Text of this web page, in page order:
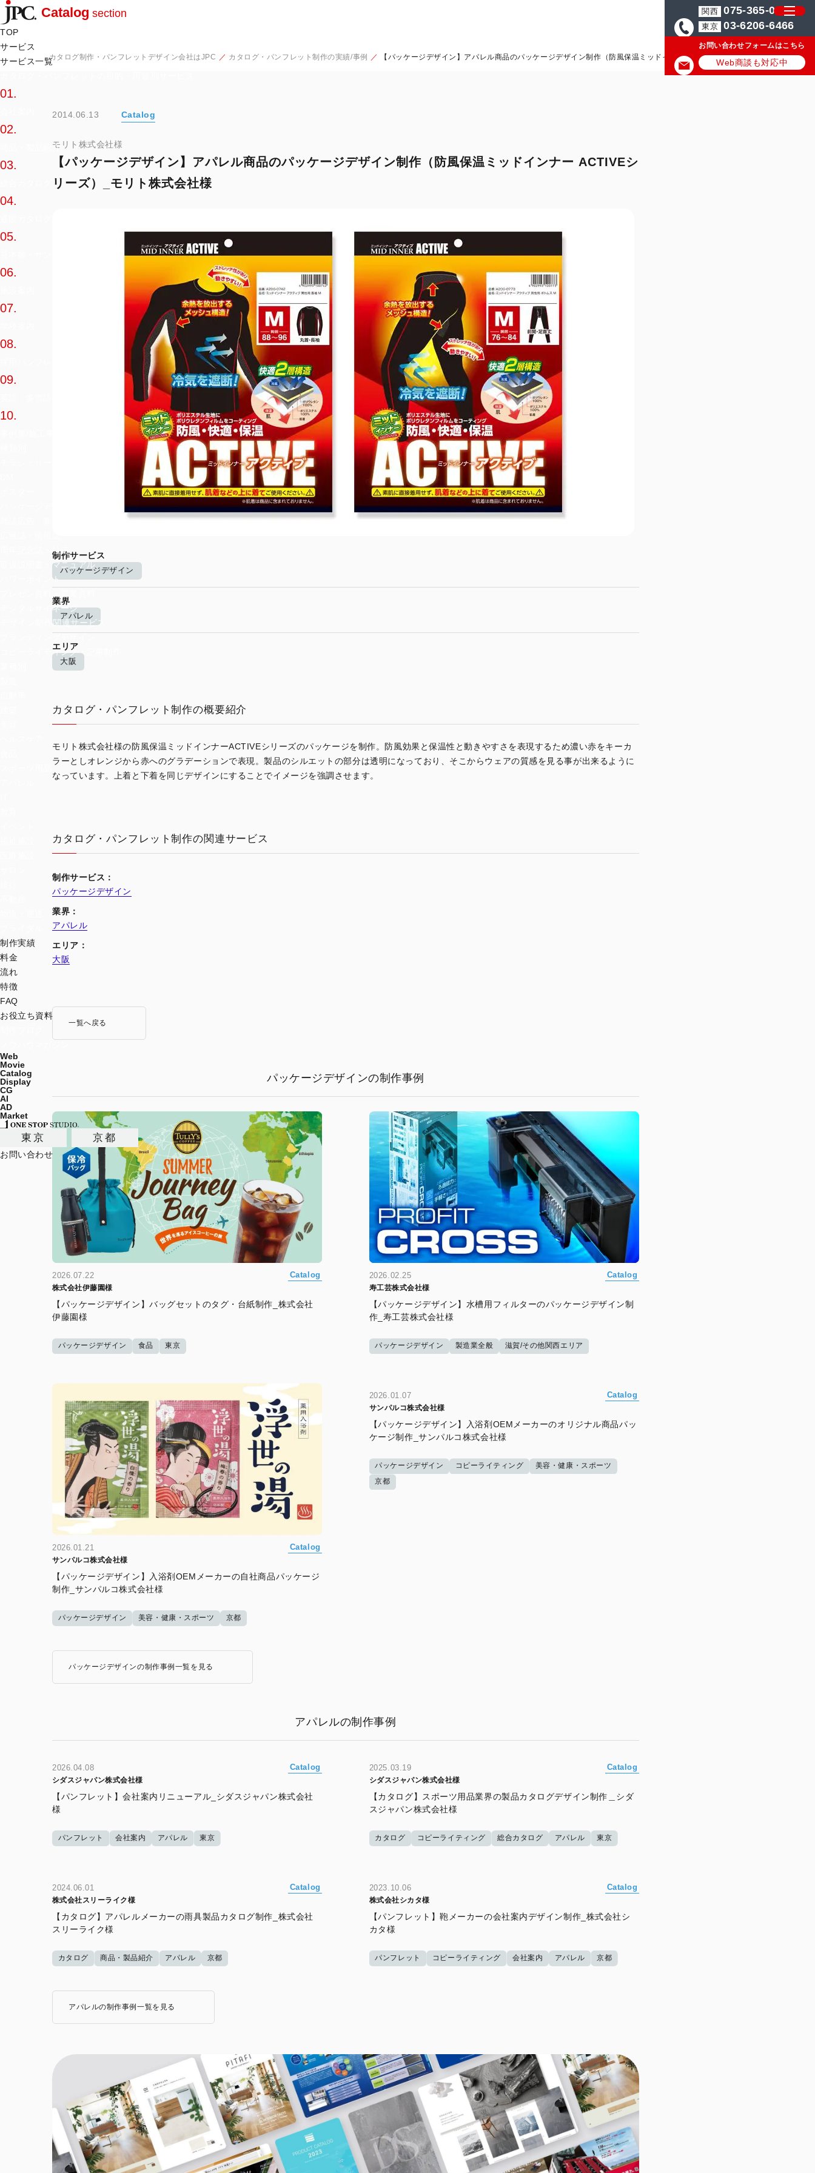
Catalog section
TOP
サービス
サービス一覧
01.
02.
商品・製品紹介
03.
04.
05.
06.
07.
08.
09.
10.
周年記念誌・社史
取扱説明書・マニュアル
パワーポイント
デジタルサイネージ
デザイン制作関連サービス
コピーライティング・記事制作
制作実績
料金
流れ
特徴
FAQ
お役立ち資料
Web
Movie
Catalog
Display
CG
AI
AD
Market
東京 京都
お問い合わせ
関西 075-365-0571
東京 03-6206-6466
お問い合わせフォームはこちら
Web商談も対応中
カタログ制作・パンフレットデザイン会社はJPC カタログ・パンフレット制作の実績/事例 【パッケージデザイン】アパレル商品のパッケージデザイン制作（防風保温ミッドインナー ACTIVEシリーズ）_モリト株式会
2014.06.13 Catalog
モリト株式会社様
【パッケージデザイン】アパレル商品のパッケージデザイン制作（防風保温ミッドインナー ACTIVEシ
リーズ）_モリト株式会社様
制作サービス
パッケージデザイン
業界
アパレル
エリア
大阪
カタログ・パンフレット制作の概要紹介
モリト株式会社様の防風保温ミッドインナーACTIVEシリーズのパッケージを制作。防風効果と保温性と動きやすさを表現するため濃い赤をキーカ
ラーとしオレンジから赤へのグラデーションで表現。製品のシルエットの部分は透明になっており、そこからウェアの質感を見る事が出来るように
なっています。上着と下着を同じデザインにすることでイメージを強調させます。
カタログ・パンフレット制作の関連サービス
制作サービス：
パッケージデザイン
業界：
アパレル
エリア：
大阪
一覧へ戻る
パッケージデザインの制作事例
2026.07.22 Catalog
株式会社伊藤園様
【パッケージデザイン】バッグセットのタグ・台紙制作_株式会社
伊藤園様
パッケージデザイン 食品 東京
2026.02.25 Catalog
寿工芸株式会社様
【パッケージデザイン】水槽用フィルターのパッケージデザイン制
作_寿工芸株式会社様
パッケージデザイン 製造業全般 滋賀/その他関西エリア
2026.01.21 Catalog
サンパルコ株式会社様
【パッケージデザイン】入浴剤OEMメーカーの自社商品パッケージ
制作_サンパルコ株式会社様
パッケージデザイン 美容・健康・スポーツ 京都
2026.01.07 Catalog
サンパルコ株式会社様
【パッケージデザイン】入浴剤OEMメーカーのオリジナル商品パッ
ケージ制作_サンパルコ株式会社様
パッケージデザイン コピーライティング
美容・健康・スポーツ
京都
パッケージデザインの制作事例一覧を見る
アパレルの制作事例
2026.04.08 Catalog
シダスジャパン株式会社様
【パンフレット】会社案内リニューアル_シダスジャパン株式会社
様
パンフレット 会社案内 アパレル 東京
2025.03.19 Catalog
シダスジャパン株式会社様
【カタログ】スポーツ用品業界の製品カタログデザイン制作＿シダ
スジャパン株式会社様
カタログ コピーライティング 総合カタログ アパレル 東京
2024.06.01 Catalog
株式会社スリーライク様
【カタログ】アパレルメーカーの雨具製品カタログ制作_株式会社
スリーライク様
カタログ 商品・製品紹介 アパレル 京都
2023.10.06 Catalog
株式会社シカタ様
【パンフレット】鞄メーカーの会社案内デザイン制作_株式会社シ
カタ様
パンフレット コピーライティング 会社案内 アパレル 京都
アパレルの制作事例一覧を見る